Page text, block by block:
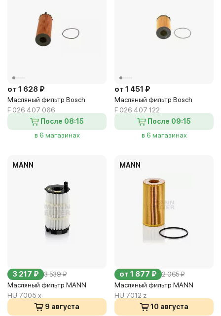
от 1 628 ₽
Масляный фильтр Bosch
F 026 407 066
После 08:15
в 6 магазинах
от 1 451 ₽
Масляный фильтр Bosch
F 026 407 122
После 09:15
в 6 магазинах
MANN
3 217 ₽ 3 539 ₽
Масляный фильтр MANN
HU 7005 x
9 августа
MANN
от 1 877 ₽ 2 065 ₽
Масляный фильтр MANN
HU 7012 z
10 августа